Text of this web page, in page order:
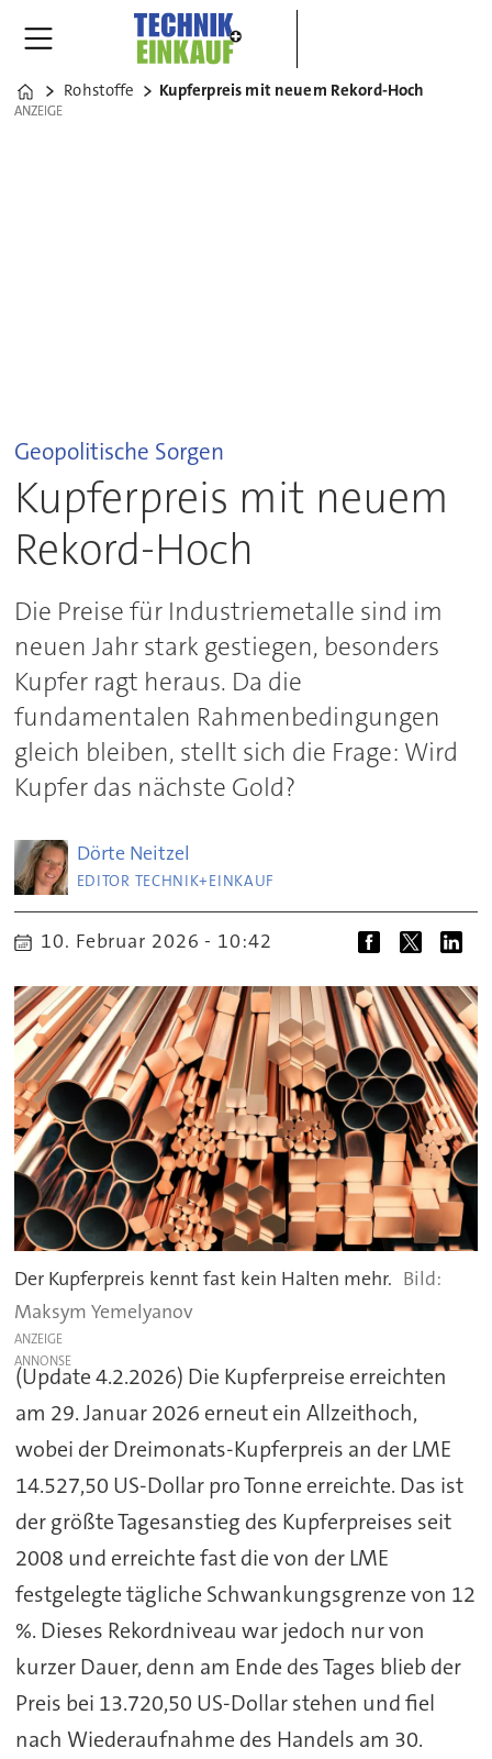
Home
Rohstoffe Kupferpreis mit neuem Rekord-Hoch
ANZEIGE
ANZEIGE
Geopolitische Sorgen
Kupferpreis mit neuem
Rekord-Hoch
Die Preise für Industriemetalle sind im
neuen Jahr stark gestiegen, besonders
Kupfer ragt heraus. Da die
fundamentalen Rahmenbedingungen
gleich bleiben, stellt sich die Frage: Wird
Kupfer das nächste Gold?
Dörte Neitzel
EDITOR TECHNIK+EINKAUF
10. Februar 2026 - 10:42
Der Kupferpreis kennt fast kein Halten mehr.
Maksym Yemelyanov
ANZEIGE
(Update 4.2.2026) Die Kupferpreise erreichten
am 29. Januar 2026 erneut ein Allzeithoch,
wobei der Dreimonats-Kupferpreis an der LME
14.527,50 US-Dollar pro Tonne erreichte. Das ist
der größte Tagesanstieg des Kupferpreises seit
2008 und erreichte fast die von der LME
festgelegte tägliche Schwankungsgrenze von 12
%. Dieses Rekordniveau war jedoch nur von
kurzer Dauer, denn am Ende des Tages blieb der
Preis bei 13.720,50 US-Dollar stehen und fiel
nach Wiederaufnahme des Handels am 30.